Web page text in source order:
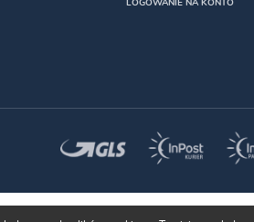
LOGOWANIE NA KONTO